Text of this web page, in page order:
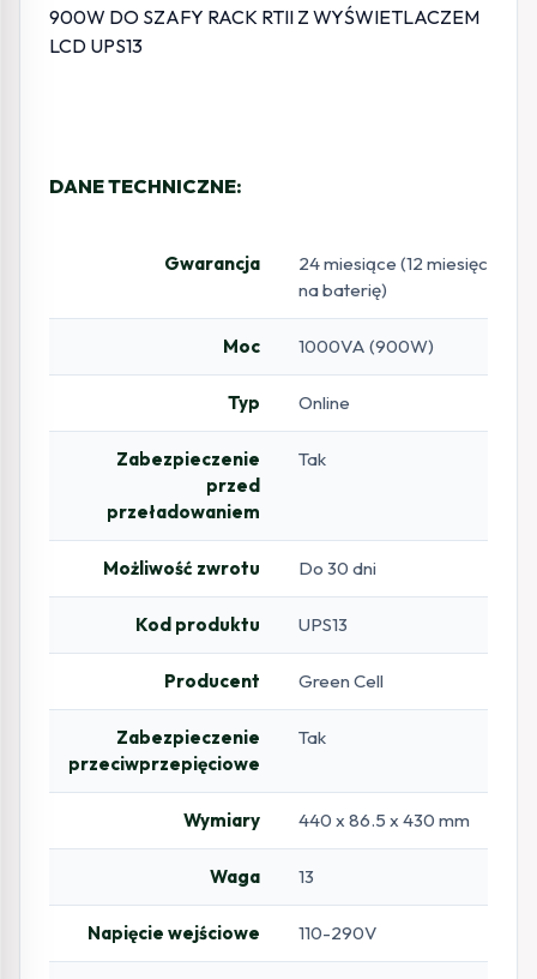
DANE TECHNICZNE:
Gwarancja
24 miesiące (12 miesięcy
na baterię)
Moc 1000VA (900W)
Typ Online
Zabezpieczenie
przed
przeładowaniem
Tak
Możliwość zwrotu Do 30 dni
Kod produktu UPS13
Producent Green Cell
Zabezpieczenie
przeciwprzepięciowe
Tak
Wymiary 440 x 86.5 x 430 mm
Waga 13
Napięcie wejściowe 110-290V